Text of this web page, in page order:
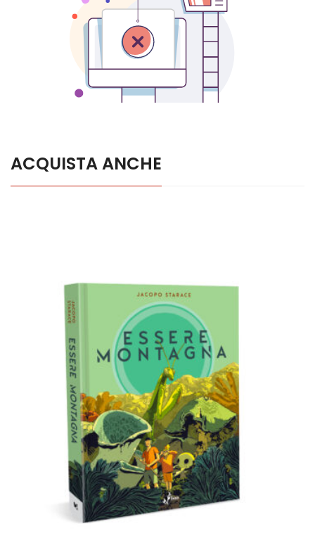
ACQUISTA ANCHE